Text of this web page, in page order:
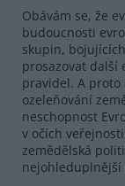
Obávám se, že
budoucnosti
skupin,
prosazovat další
pravidel. A proto
ozeleňování
neschopnost
v očích
zemědělská
nejohleduplnější